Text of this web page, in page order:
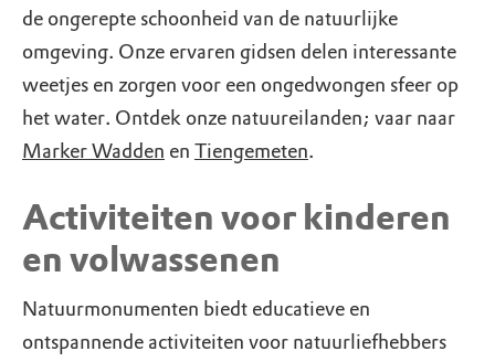
de ongerepte schoonheid van de natuurlijke
omgeving. Onze ervaren gidsen delen interessante
weetjes en zorgen voor een ongedwongen sfeer op
het water. Ontdek onze natuureilanden; vaar naar
Marker Wadden en Tiengemeten.
Activiteiten voor kinderen
en volwassenen
Natuurmonumenten biedt educatieve en
ontspannende activiteiten voor natuurliefhebbers